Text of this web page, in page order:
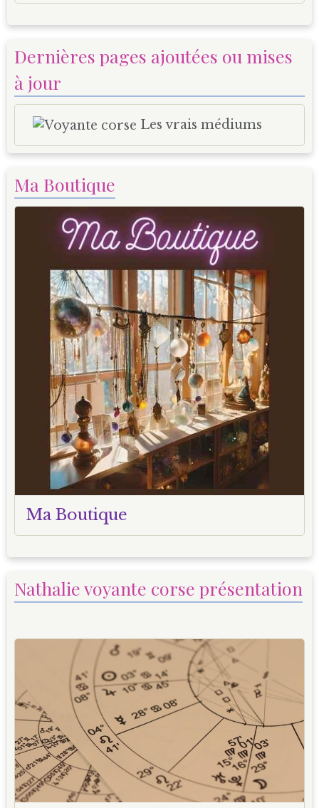
Dernières pages ajoutées ou mises
à jour
Les vrais médiums
Ma Boutique
Ma Boutique
Nathalie voyante corse présentation